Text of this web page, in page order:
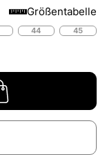
Größentabelle
44
45